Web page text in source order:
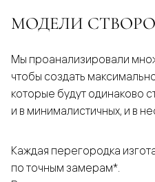
МОДЕЛИ
Мы проанализировали
чтобы создать
которые будут одинаково
и в минималистичных, и в
Каждая перегородка
по точным замерам*.